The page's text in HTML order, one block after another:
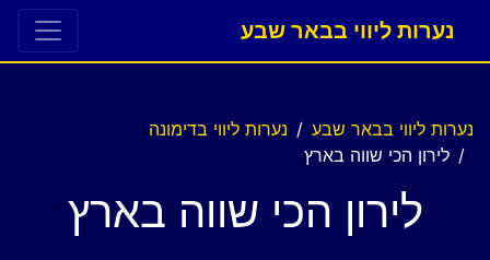
נערות ליווי בבאר שבע
נערות ליווי בבאר שבע
נערות ליווי בדימונה
לירון הכי שווה בארץ
לירון הכי שווה בארץ